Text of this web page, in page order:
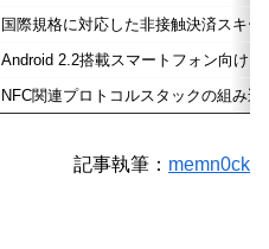
国際規格に対応した非接触決済スキ
Android 2.2搭載スマートフォン向け
NFC関連プロトコルスタックの組み込
記事執筆： memn0ck